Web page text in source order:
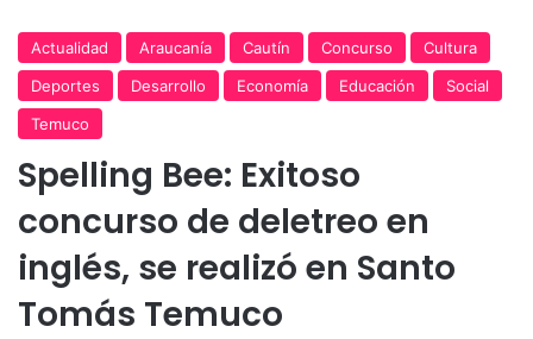
Actualidad Araucanía Cautín Concurso
Cultura
Deportes
Desarrollo Economía Educación
Social
Temuco
Spelling Bee: Exitoso
concurso de deletreo en
inglés, se realizó en Santo
Tomás Temuco